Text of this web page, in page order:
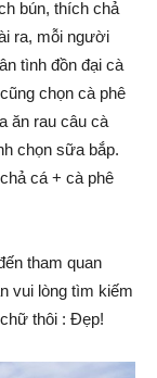
bún, thích chả
ra, mỗi người
tình đồn đại cà
chọn cà phê
ăn rau câu cà
chọn sữa bắp.
cá + cà phê
tham quan
vui lòng tìm kiếm
thôi : Đẹp!